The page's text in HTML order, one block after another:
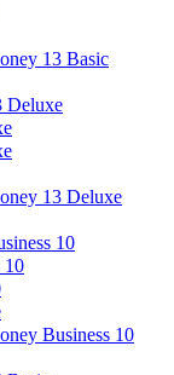
13 Basic
Deluxe
13 Deluxe
10
10
Business 10